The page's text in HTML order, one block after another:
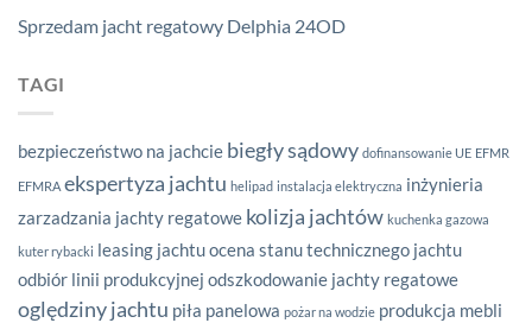
Sprzedam jacht regatowy Delphia 24OD
TAGI
bezpieczeństwo na jachcie biegły sądowy dofinansowanie UE EFMR
EFMRA ekspertyza jachtu helipad instalacja elektryczna inżynieria
zarzadzania jachty regatowe kolizja jachtów kuchenka gazowa
kuter rybacki leasing jachtuocena stanu technicznego jachtu
odbiór linii produkcyjnej odszkodowanie jachty regatowe
oględziny jachtu piła panelowa pożar na wodzie produkcja mebli